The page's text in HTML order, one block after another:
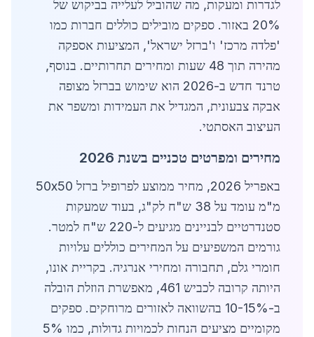
לגדרות ומעקות, מה שהוביל לעלייה בביקוש של
20% באזור. ספקים מובילים כוללים חברות כמו
'פלדה מרכז' ו'ברזל ישראל', המציעות אספקה
מהירה תוך 48 שעות ומחירים תחרותיים. בנוסף,
טרנד חדש ב-2026 הוא שימוש בברזל מצופה
אבקה צבעונית, המגדיל את העמידות ומשפר את
העיצוב האסתטי.
מחירים ומפרטים טכניים בשנת 2026
באפריל 2026, מחיר ממוצע לפרופיל ברזל 50x50
מ"מ עומד על 38 ש"ח לק"ג, בעוד שמעקות
סטנדרטיים לבניינים מגיעים ל-220 ש"ח למטר.
גורמים המשפיעים על המחירים כוללים עלויות
חומרי גלם, תחבורה ומחירי אנרגיה. בקריית אונו,
היותה קרובה לכביש 461, מאפשרת הוזלת הובלה
ב-10-15% בהשוואה לאזורים מרוחקים. ספקים
מקומיים מציעים הנחות לכמויות גדולות, כמו 5%